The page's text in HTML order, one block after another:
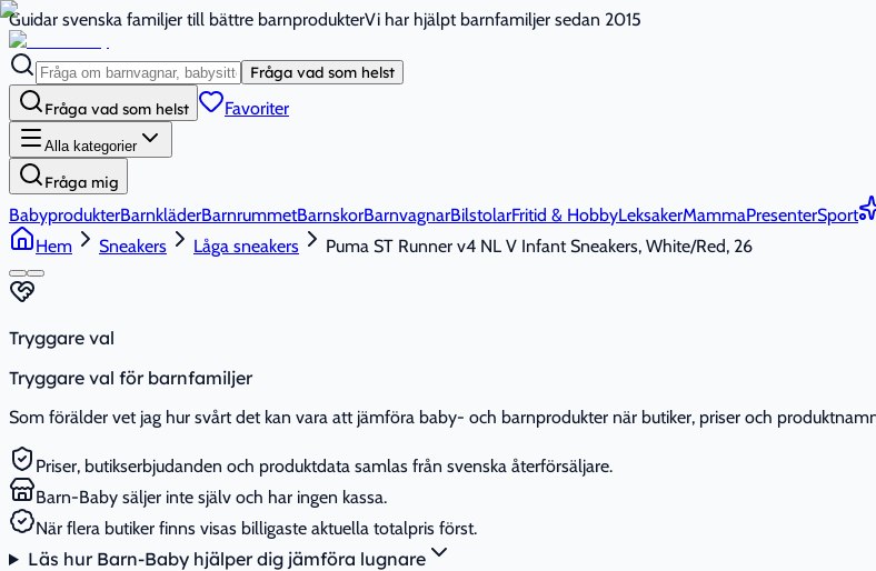
Guidar svenska familjer till bättre barnprodukterVi har hjälpt barnfamiljer sedan 2015
Fråga vad som helst
Fråga vad som helst Favoriter
Alla kategorier
Fråga mig
BabyprodukterBarnkläderBarnrummetBarnskorBarnvagnarBilstolarFritid & HobbyLeksakerMammaPresenterSport
Hem
Sneakers Låga sneakers Puma ST Runner v4 NL V Infant Sneakers, White/Red, 26
Tryggare val
Tryggare val för barnfamiljer
Som förälder vet jag hur svårt det kan vara att jämföra baby- och barnprodukter när butiker, priser och
Priser, butikserbjudanden och produktdata samlas från svenska återförsäljare.
Barn-Baby säljer inte själv och har ingen kassa.
När flera butiker finns visas billigaste aktuella totalpris först.
Läs hur Barn-Baby hjälper dig jämföra lugnare